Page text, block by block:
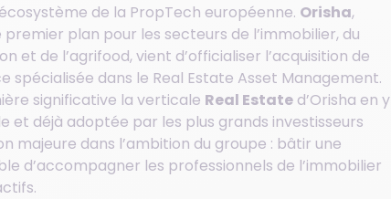
de la PropTech européenne. Orisha,
plan pour les secteurs de l’immobilier, du
et de l’agrifood, vient d’officialiser l’acquisition de
spécialisée dans le Real Estate Asset Management.
significative la verticale Real Estate d’Orisha en y
déjà adoptée par les plus grands investisseurs
majeure dans l’ambition du groupe : bâtir une
d’accompagner les professionnels de l’immobilier